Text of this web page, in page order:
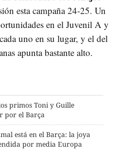
esta campaña 24-25. Un
en el Juvenil A y
uno en su lugar, y el del
apunta bastante alto.
primos Toni y Guille
por el Barça
está en el Barça: la joya
por media Europa